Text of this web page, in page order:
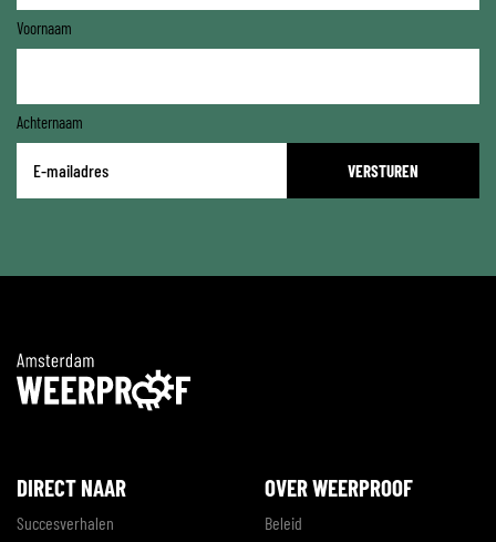
Voornaam
Achternaam
mailadres
DIRECT NAAR
Succesverhalen
OVER WEERPROOF
Beleid